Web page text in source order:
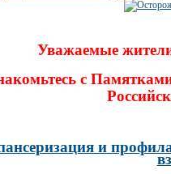
Уважаемые
с
и